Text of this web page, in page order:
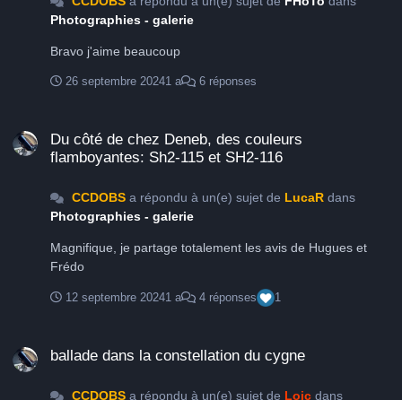
Photographies - galerie
Bravo j'aime beaucoup
26 septembre 20241 a 6 réponses
Du côté de chez Deneb, des couleurs
flamboyantes: Sh2-115 et SH2-116
CCDOBSa répondu à un(e) sujet de LucaRdans
Photographies - galerie
Magnifique, je partage totalement les avis de Hugues et
Frédo
12 septembre 20241 a 4 réponses 1
ballade dans la constellation du cygne
CCDOBSa répondu à un(e) sujet de Loicdans